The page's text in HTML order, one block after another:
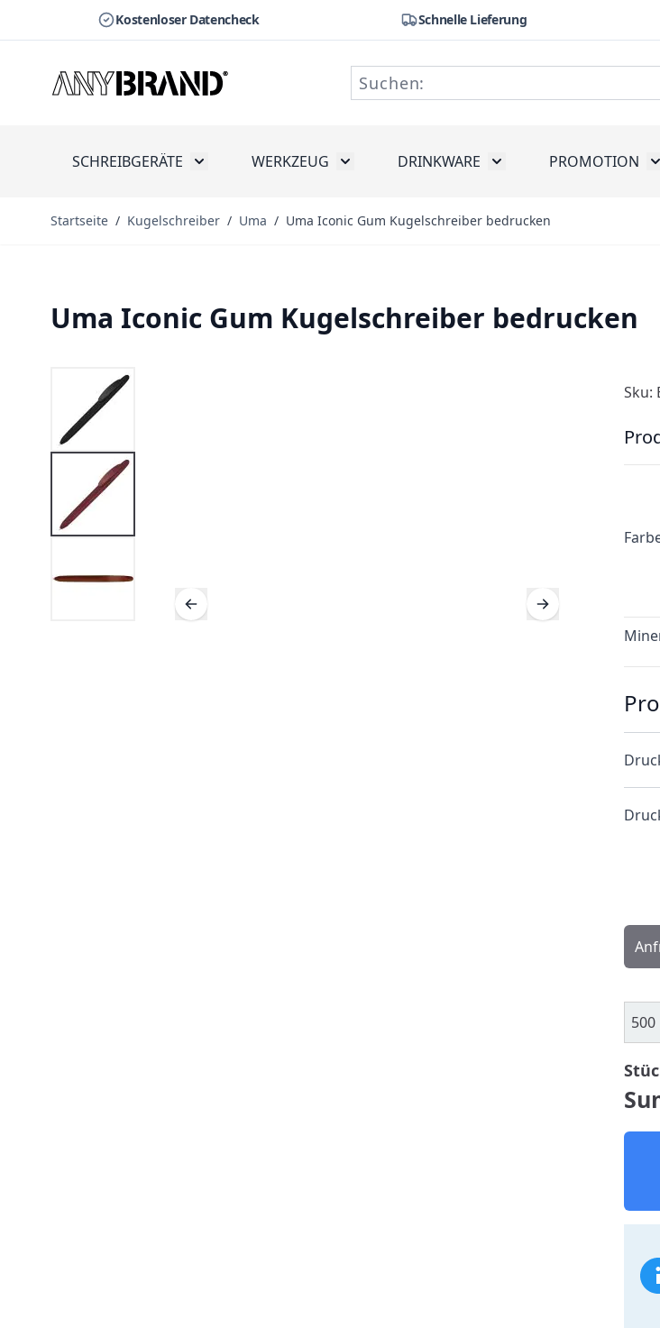
Kostenloser Datencheck Schnelle Lieferung
SCHREIBGERÄTE Toggle submenu for Schreibgeräte
WERKZEUG Toggle submenu for Werkzeug
DRINKWARE Toggle submenu for
PROMOTION
Startseite / Kugelschreiber / Uma / Uma Iconic Gum Kugelschreiber bedrucken
Uma Iconic Gum Kugelschreiber bedrucken
Sku:
500